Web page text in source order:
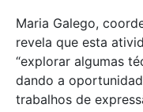
Maria Galego,
revela que esta
“explorar algumas
dando a
trabalhos de